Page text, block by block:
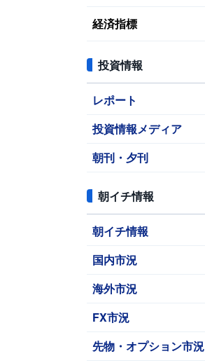
経済指標
投資情報
レポート
投資情報メディア
朝刊・夕刊
朝イチ情報
朝イチ情報
国内市況
海外市況
FX市況
先物・オプション市況